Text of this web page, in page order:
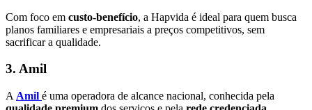
Com foco em custo-benefício, a Hapvida é ideal para quem busca
planos familiares e empresariais a preços competitivos, sem
sacrificar a qualidade.
3. Amil
A Amil é uma operadora de alcance nacional, conhecida pela